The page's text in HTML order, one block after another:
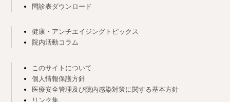
問診表ダウンロード
健康・アンチエイジングトピックス
院内活動コラム
このサイトについて
個人情報保護方針
医療安全管理及び院内感染対策に関する基本方針
リンク集